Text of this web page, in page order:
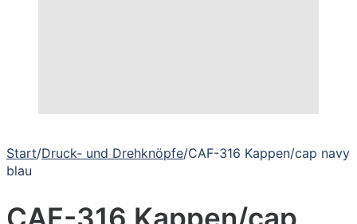
Start/Druck- und Drehknöpfe/CAF-316 Kappen/cap navy
blau